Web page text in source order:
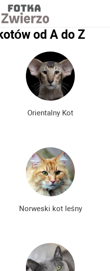
od A do Z
Orientalny Kot
Norweski kot leśny